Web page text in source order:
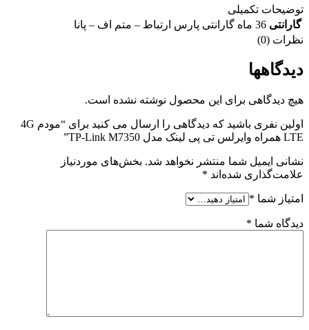
توضیحات تکمیلی
گارانتی 36 ماه گارانتی پارس ارتباط – متم اف – پانا
نظرات (0)
دیدگاهها
هیچ دیدگاهی برای این محصول نوشته نشده است.
اولین نفری باشید که دیدگاهی را ارسال می کنید برای “مودم 4G
LTE همراه وایرلس تی پی لینک مدل TP-Link M7350”
نشانی ایمیل شما منتشر نخواهد شد. بخش‌های موردنیاز
علامت‌گذاری شده‌اند *
امتیاز شما *
دیدگاه شما *